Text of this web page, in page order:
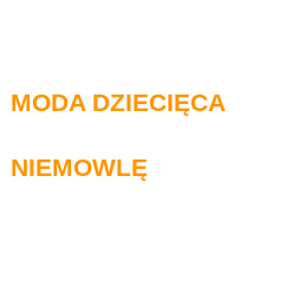
MODA DZIECIĘCA
NIEMOWLĘ